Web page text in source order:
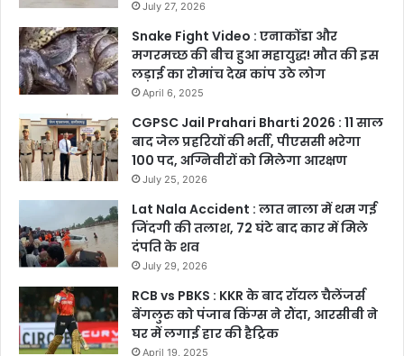
July 27, 2026
Snake Fight Video : एनाकोंडा और
मगरमच्छ की बीच हुआ महायुद्ध! मौत की इस
लड़ाई का रोमांच देख कांप उठे लोग
April 6, 2025
CGPSC Jail Prahari Bharti 2026 : 11 साल
बाद जेल प्रहरियों की भर्ती, पीएससी भरेगा
100 पद, अग्निवीरों को मिलेगा आरक्षण
July 25, 2026
Lat Nala Accident : लात नाला में थम गई
जिंदगी की तलाश, 72 घंटे बाद कार में मिले
दंपति के शव
July 29, 2026
RCB vs PBKS : KKR के बाद रॉयल चैलेंजर्स
बेंगलुरु को पंजाब किंग्स ने रौंदा, आरसीबी ने
घर में लगाई हार की हैट्रिक
April 19, 2025